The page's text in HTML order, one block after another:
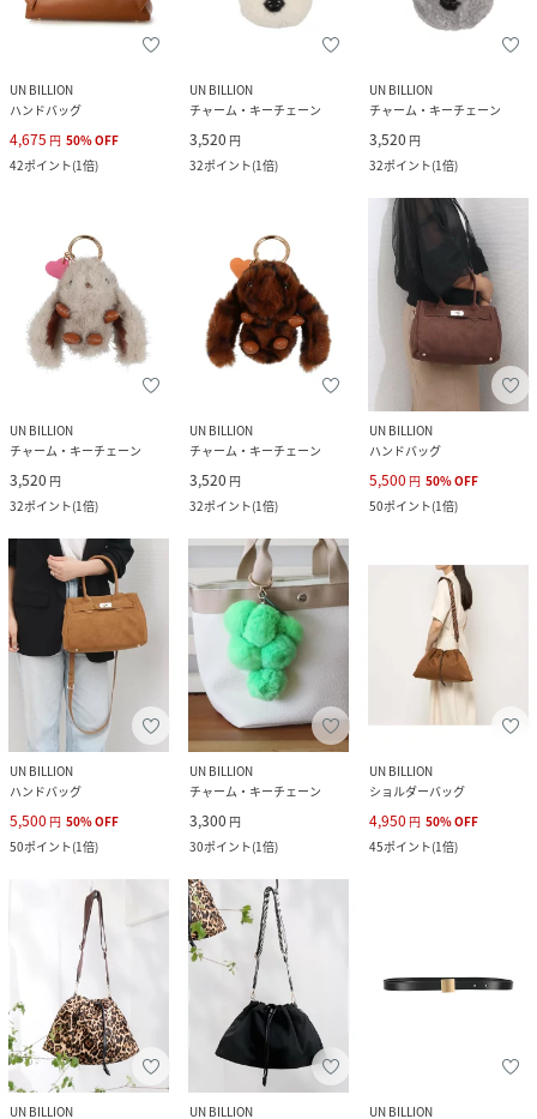
UN BILLION
ハンドバッグ
4,675 円 50%OFF
42ポイント(1倍)
UN BILLION
チャーム・キーチェーン
3,520 円
32ポイント(1倍)
UN BILLION
チャーム・キーチェーン
3,520 円
32ポイント(1倍)
UN BILLION
チャーム・キーチェーン
3,520 円
32ポイント(1倍)
UN BILLION
チャーム・キーチェーン
3,520 円
32ポイント(1倍)
UN BILLION
ハンドバッグ
5,500 円 50%OFF
50ポイント(1倍)
UN BILLION
ハンドバッグ
5,500 円 50%OFF
50ポイント(1倍)
UN BILLION
チャーム・キーチェーン
3,300 円
30ポイント(1倍)
UN BILLION
ショルダーバッグ
4,950 円 50%OFF
45ポイント(1倍)
UN BILLION
UN BILLION
UN BILLION